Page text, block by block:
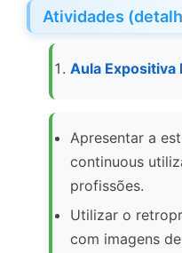
Atividades
Aula Expositiva
Apresentar a
continuous
profissões.
Utilizar o
com imagens